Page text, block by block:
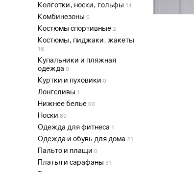
Колготки, носки, гольфы 14
Комбинезоны 0
Костюмы спортивные 2
Костюмы, пиджаки, жакеты
16
Купальники и пляжная
одежда 0
Куртки и пуховики 0
Лонгсливы 1
Нижнее белье 60
Носки 89
Одежда для фитнеса 1
Одежда и обувь для дома 21
Пальто и плащи 0
Платья и сарафаны 31